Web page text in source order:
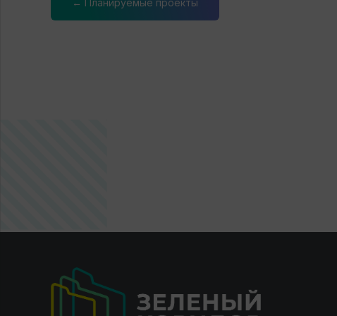
← Планируемые проекты